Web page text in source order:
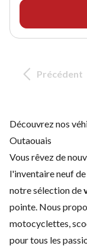
Précédent
Découvrez nos
Outaouais
Vous rêvez de
l'inventaire neuf de
notre sélection de
pointe. Nous
motocyclettes,
pour tous les